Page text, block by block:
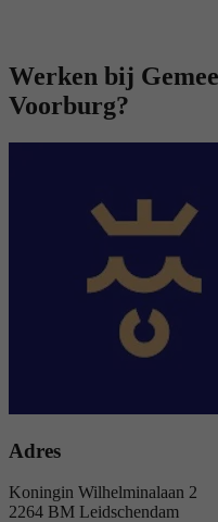
Werken bij
Voorburg?
Adres
Koningin Wilhelminalaan 2
2264 BM Leidschendam